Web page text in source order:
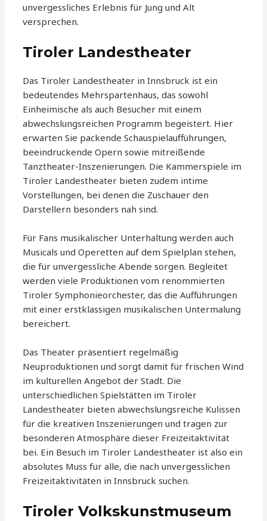
unvergessliches Erlebnis für Jung und Alt
versprechen.
Tiroler Landestheater
Das Tiroler Landestheater in Innsbruck ist ein
bedeutendes Mehrspartenhaus, das sowohl
Einheimische als auch Besucher mit einem
abwechslungsreichen Programm begeistert. Hier
erwarten Sie packende Schauspielaufführungen,
beeindruckende Opern sowie mitreißende
Tanztheater-Inszenierungen. Die Kammerspiele im
Tiroler Landestheater bieten zudem intime
Vorstellungen, bei denen die Zuschauer den
Darstellern besonders nah sind.
Für Fans musikalischer Unterhaltung werden auch
Musicals und Operetten auf dem Spielplan stehen,
die für unvergessliche Abende sorgen. Begleitet
werden viele Produktionen vom renommierten
Tiroler Symphonieorchester, das die Aufführungen
mit einer erstklassigen musikalischen Untermalung
bereichert.
Das Theater präsentiert regelmäßig
Neuproduktionen und sorgt damit für frischen Wind
im kulturellen Angebot der Stadt. Die
unterschiedlichen Spielstätten im Tiroler
Landestheater bieten abwechslungsreiche Kulissen
für die kreativen Inszenierungen und tragen zur
besonderen Atmosphäre dieser Freizeitaktivität
bei. Ein Besuch im Tiroler Landestheater ist also ein
absolutes Muss für alle, die nach unvergesslichen
Freizeitaktivitäten in Innsbruck suchen.
Tiroler Volkskunstmuseum